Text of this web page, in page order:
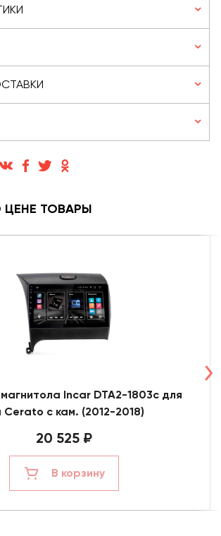
ТОВАРЫ
Incar DTA2-1803c для
Cerato с кам. (2012-2018)
20 525 ₽
В корзину